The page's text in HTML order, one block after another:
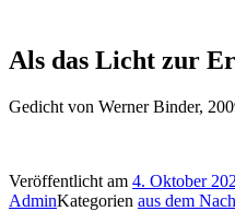
Als das Licht zur
Gedicht von Werner Binder,
Veröffentlicht am 4. Oktober
AdminKategorien aus dem